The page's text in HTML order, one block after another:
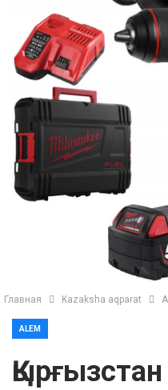
Главная Kazaksha aqparat
ALEM